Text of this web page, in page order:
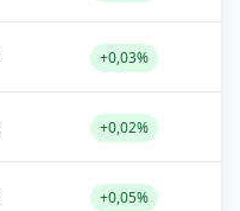
+0,03%
+0,02%
+0,05%